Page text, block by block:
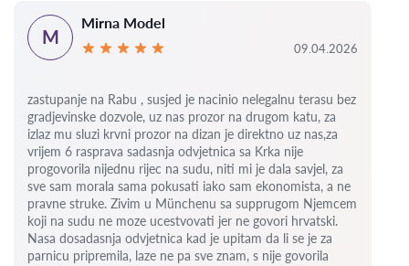
M
Mirna Model
09.04.2026
zastupanje na Rabu , susjed je nacinio nelegalnu terasu bez
gradjevinske dozvole, uz nas prozor na drugom katu, za
izlaz mu sluzi krvni prozor na dizan je direktno uz nas,za
vrijem 6 rasprava sadasnja odvjetnica sa Krka nije
progovorila nijednu rijec na sudu, niti mi je dala savjel, za
sve sam morala sama pokusati iako sam ekonomista, a ne
pravne struke. Zivim u Münchenu sa supprugom Njemcem
koji na sudu ne moze ucestvovati jer ne govori hrvatski.
Nasa dosadasnja odvjetnica kad je upitam da li se je za
parnicu pripremila, laze ne pa sve znam, s nije govorila